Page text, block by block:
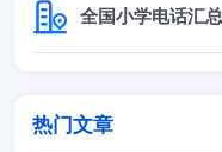
全国小学电话汇总
热门文章